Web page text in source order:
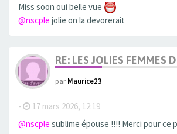
Miss soon oui belle vue
@nscple jolie on la devorerait
RE: LES JOLIES FEMMES
parMaurice23
- 17 mars 2026, 12:19
@nscple sublime épouse !!!! Merci pour ce